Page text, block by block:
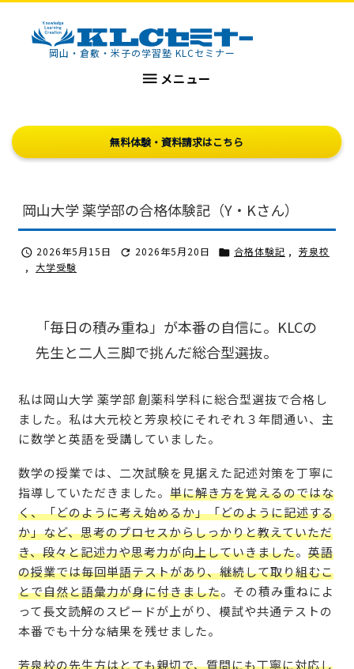
KLCセミナー岡山・倉敷・米子の学習塾 KLCセミナー
 メニュー
無料体験・資料請求はこちら
岡山大学 薬学部の合格体験記（Y・Kさん）
 2026年5月15日  2026年5月20日  合格体験記 , 芳泉校
,
大学受験
「毎日の積み重ね」が本番の自信に。KLCの
先生と二人三脚で挑んだ総合型選抜。
私は岡山大学 薬学部 創薬科学科に総合型選抜で合格し
ました。私は大元校と芳泉校にそれぞれ３年間通い、主
に数学と英語を受講していました。
数学の授業では、二次試験を見据えた記述対策を丁寧に
指導していただきました。 単に解き方を覚えるのではな
く、「どのように考え始めるか」「どのように記述する
か」など、思考のプロセスからしっかりと教えていただ
き、段々と記述力や思考力が向上していきました。 英語
の授業では毎回単語テストがあり、継続して取り組むこ
とで自然と語彙力が身に付きました。その積み重ねによ
って長文読解のスピードが上がり、模試や共通テストの
本番でも十分な結果を残せました。
芳泉校の先生方はとても親切で、質問にも丁寧に対応し